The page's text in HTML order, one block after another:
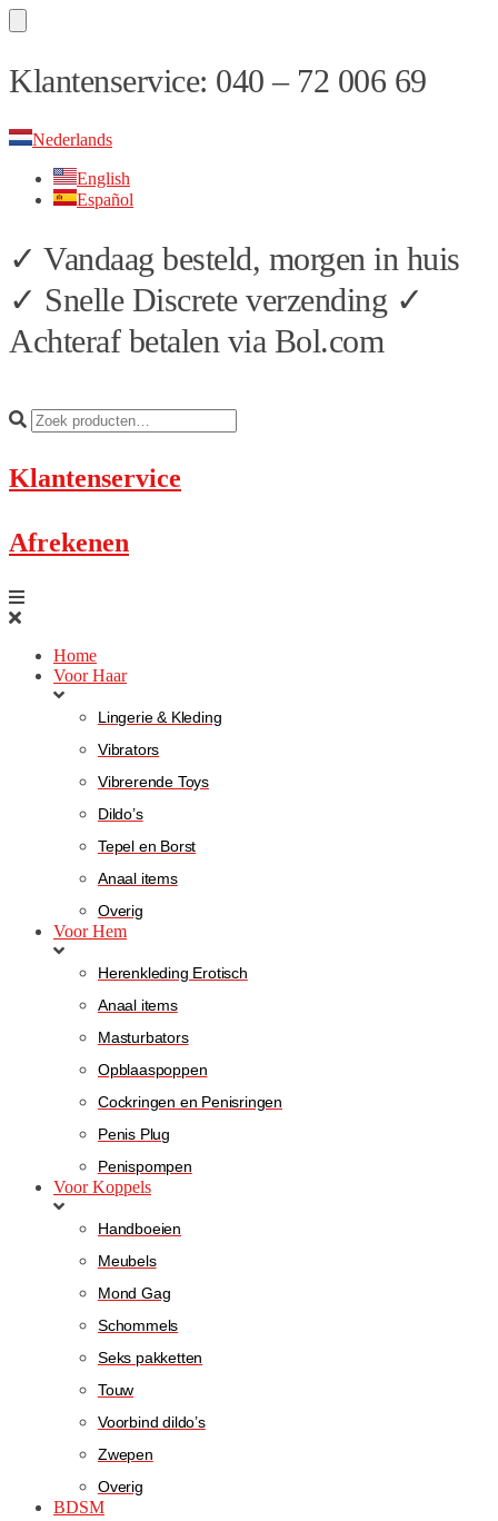
Skip
to
Skip
to
Klantenservice: 040 – 72 006 69
Nederlands
English
Español
✓ Vandaag besteld, morgen in huis
✓ Snelle Discrete verzending ✓
Achteraf betalen via Bol.com
Klantenservice
Afrekenen
Home
Voor Haar
Lingerie & Kleding
Vibrators
Vibrerende Toys
Dildo’s
Tepel en Borst
Anaal items
Overig
Voor Hem
Herenkleding Erotisch
Anaal items
Masturbators
Opblaaspoppen
Cockringen en Penisringen
Penis Plug
Penispompen
Voor Koppels
Handboeien
Meubels
Mond Gag
Schommels
Seks pakketten
Touw
Voorbind dildo’s
Zwepen
Overig
BDSM